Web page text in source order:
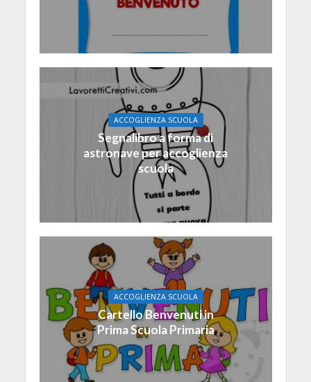
ACCOGLIENZA SCUOLA
Segnalibro a forma di
astronave per accoglienza
scuola
ACCOGLIENZA SCUOLA
Cartello Benvenuti in
Prima Scuola Primaria